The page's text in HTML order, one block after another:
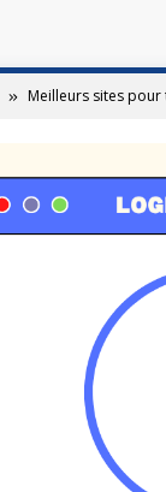
Meilleurs sites